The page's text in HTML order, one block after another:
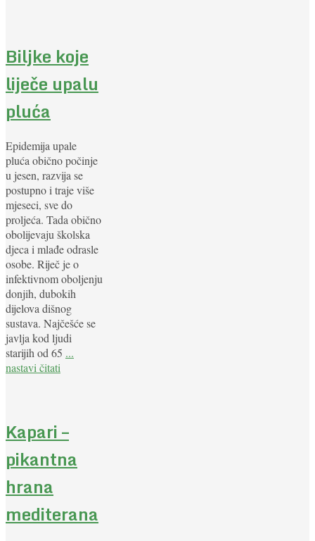
Biljke koje
liječe upalu
pluća
Epidemija upale
pluća obično počinje
u jesen, razvija se
postupno i traje više
mjeseci, sve do
proljeća. Tada obično
obolijevaju školska
djeca i mlađe odrasle
osobe. Riječ je o
infektivnom oboljenju
donjih, dubokih
dijelova dišnog
sustava. Najčešće se
javlja kod ljudi
starijih od 65 ...
nastavi čitati
Kapari –
pikantna
hrana
mediterana